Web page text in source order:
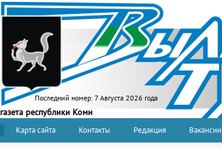
Последний номер: 7 Августа 2026 года
газета республики Коми
Карта сайта Контакты Редакция Вакансии